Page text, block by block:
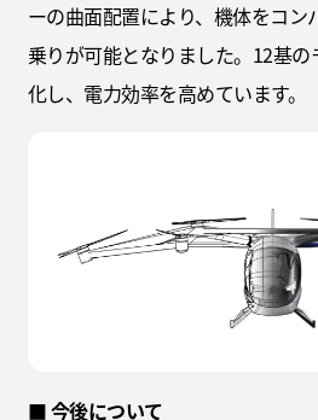
ーの曲面配置により、機体をコン
乗りが可能となりました。12基
化し、電力効率を高めています。
■ 今後について